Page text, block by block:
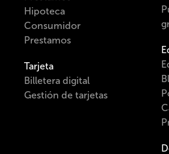
Hipoteca
Consumidor
Prestamos
Tarjeta
Billetera digital
Gestión de tarjetas